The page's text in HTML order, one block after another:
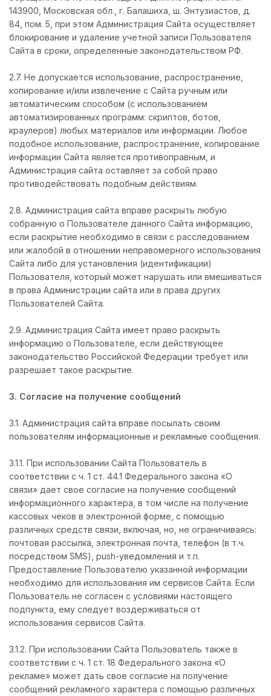
143900, Московская обл., г. Балашиха, ш. Энтузиастов, д.
84, пом. 5, при этом Администрация Сайта осуществляет
блокирование и удаление учетной записи Пользователя
Сайта в сроки, определенные законодательством РФ.
2.7. Не допускается использование, распространение,
копирование и/или извлечение с Сайта ручным или
автоматическим способом (с использованием
автоматизированных программ: скриптов, ботов,
краулеров) любых материалов или информации. Любое
подобное использование, распространение, копирование
информации Сайта является противоправным, и
Администрация сайта оставляет за собой право
противодействовать подобным действиям.
2.8. Администрация сайта вправе раскрыть любую
собранную о Пользователе данного Сайта информацию,
если раскрытие необходимо в связи с расследованием
или жалобой в отношении неправомерного использования
Сайта либо для установления (идентификации)
Пользователя, который может нарушать или вмешиваться
в права Администрации сайта или в права других
Пользователей Сайта.
2.9. Администрация Сайта имеет право раскрыть
информацию о Пользователе, если действующее
законодательство Российской Федерации требует или
разрешает такое раскрытие.
3. Согласие на получение сообщений
3.1. Администрация сайта вправе посылать своим
пользователям информационные и рекламные сообщения.
3.1.1. При использовании Сайта Пользователь в
соответствии с ч. 1 ст. 44.1 Федерального закона «О
связи» дает свое согласие на получение сообщений
информационного характера, в том числе на получение
кассовых чеков в электронной форме, с помощью
различных средств связи, включая, но, не ограничиваясь:
почтовая рассылка, электронная почта, телефон (в т.ч.
посредством SMS), push-уведомления и т.п.
Предоставление Пользователю указанной информации
необходимо для использования им сервисов Сайта. Если
Пользователь не согласен с условиями настоящего
подпункта, ему следует воздерживаться от
использования сервисов Сайта.
3.1.2. При использовании Сайта Пользователь также в
соответствии с ч. 1 ст. 18 Федерального закона «О
рекламе» может дать свое согласие на получение
сообщений рекламного характера с помощью различных